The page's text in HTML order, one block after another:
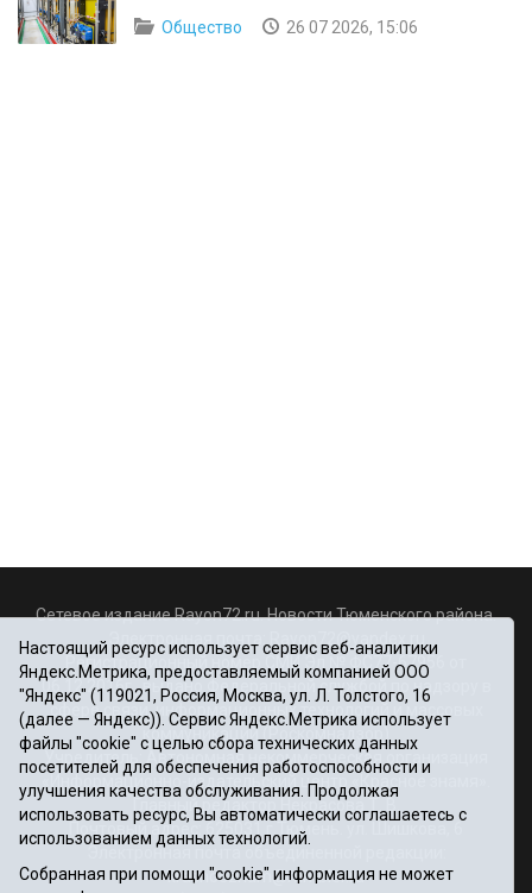
Общество 26 07 2026, 15:06
Сетевое издание Rayon72.ru. Новости Тюменского района.
Rayon72@yandex.ru
Регистрационный номер СМИ Эл № ФС77-67956 от
06.12.2016г., выдано Федеральной службой по надзору в
сфере связи, информационных технологий и массовых
коммуникаций (Роскомнадзор)
Учредитель: Автономная некоммерческая организация
«Информационно-издательский центр «Красное знамя».
Главный редактор Некрасова Т. В.
Почтовый адрес: 625031 г.Тюмень. ул. Шишкова, 6
Электронная почта объединенной редакции:
krasnoeznam@rambler.ru
Настоящий ресурс использует сервис веб-аналитики
Яндекс.Метрика, предоставляемый компанией ООО
"Яндекс" (119021, Россия, Москва, ул. Л. Толстого, 16
(далее — Яндекс)). Сервис Яндекс.Метрика использует
файлы "cookie" с целью сбора технических данных
посетителей для обеспечения работоспособности и
улучшения качества обслуживания. Продолжая
использовать ресурс, Вы автоматически соглашаетесь с
использованием данных технологий.
Собранная при помощи "cookie" информация не может